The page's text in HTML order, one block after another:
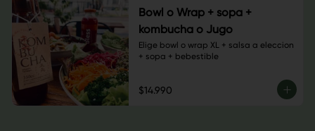
Bowl o Wrap + sopa +
kombucha o Jugo
Elige bowl o wrap XL + salsa a eleccion
+ sopa + bebestible
$14.990